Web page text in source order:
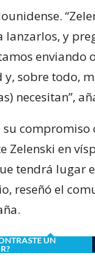
y
enviando
y, sobre todo,
necesitan”,
su
Zelenski en
tendrá lugar
reseñó el
UN